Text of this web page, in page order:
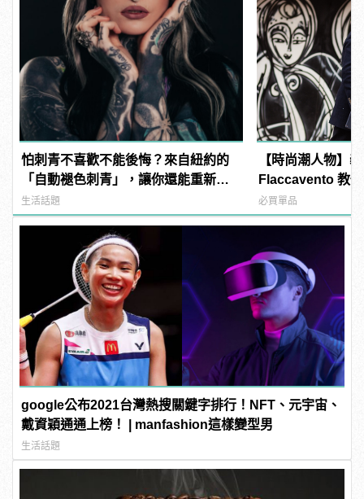
怕刺青不喜歡不能後悔？來自紐約的
「自動褪色刺青」，讓你還能重新來
過 | manfashion這樣變型男
生活話題
【時尚潮人物】義大
Flaccavento 教
搭術
必買單品
google公布2021台灣熱搜關鍵字排行！NFT、元宇宙、
戴資穎通通上榜！ | manfashion這樣變型男
生活話題